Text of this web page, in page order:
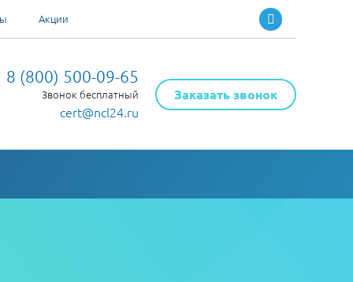
Акции
8 (800) 500-09-65
Звонок бесплатный
cert@ncl24.ru
Заказать звонок